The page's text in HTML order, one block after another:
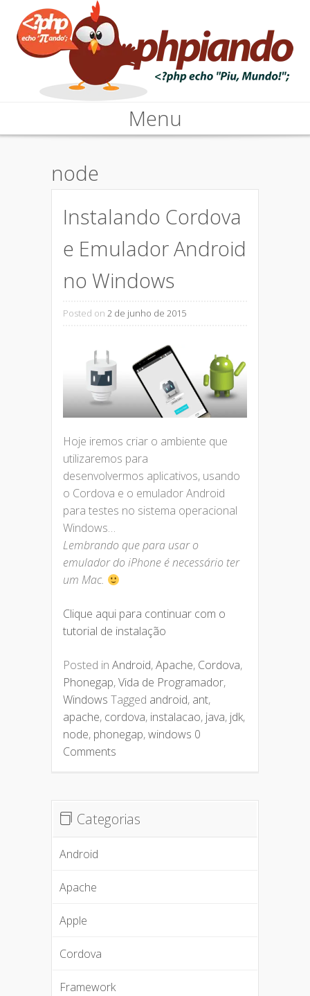
Phpiando –
pouco de tudo
PHP, Web3, Javascript, Vue.js,
Node.js, Blockchain, Android,
Menu
to
content
node
Instalando Cordova
e Emulador Android
no Windows
Posted on 2 de junho de 2015
Hoje iremos criar o ambiente que
utilizaremos para
desenvolvermos aplicativos, usando
o Cordova e o emulador Android
para testes no sistema operacional
Windows…
Lembrando que para usar o
emulador do iPhone é necessário ter
um Mac.
Clique aqui para continuar com o
tutorial de instalação
Posted in Android,Apache, Cordova,
Phonegap,Vida de Programador,
Windows Tagged android, ant,
apache, cordova, instalacao, java, jdk,
node, phonegap,windows 0
Comments
Categorias
Android
Apache
Apple
Cordova
Framework